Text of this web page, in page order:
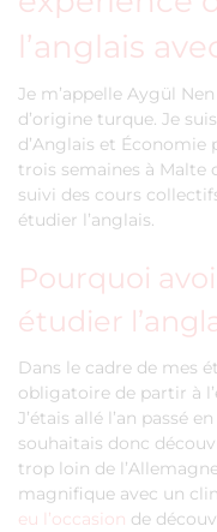
l’anglais
Je m’appelle Aygül
d’origine turque. Je
d’Anglais et Économie
trois semaines à Malte
suivi des cours
étudier l’anglais.
Pourquoi
étudier
Dans le cadre de mes
obligatoire de partir à
J’étais allé l’an passé
souhaitais donc
trop loin de
magnifique avec un
eu l’occasion de